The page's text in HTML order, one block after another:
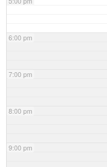
6:00 pm
7:00 pm
8:00 pm
9:00 pm